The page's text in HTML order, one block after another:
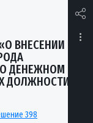
ВНЕСЕНИИ
ДЕНЕЖНОМ
ДОЛЖНОСТИ
398